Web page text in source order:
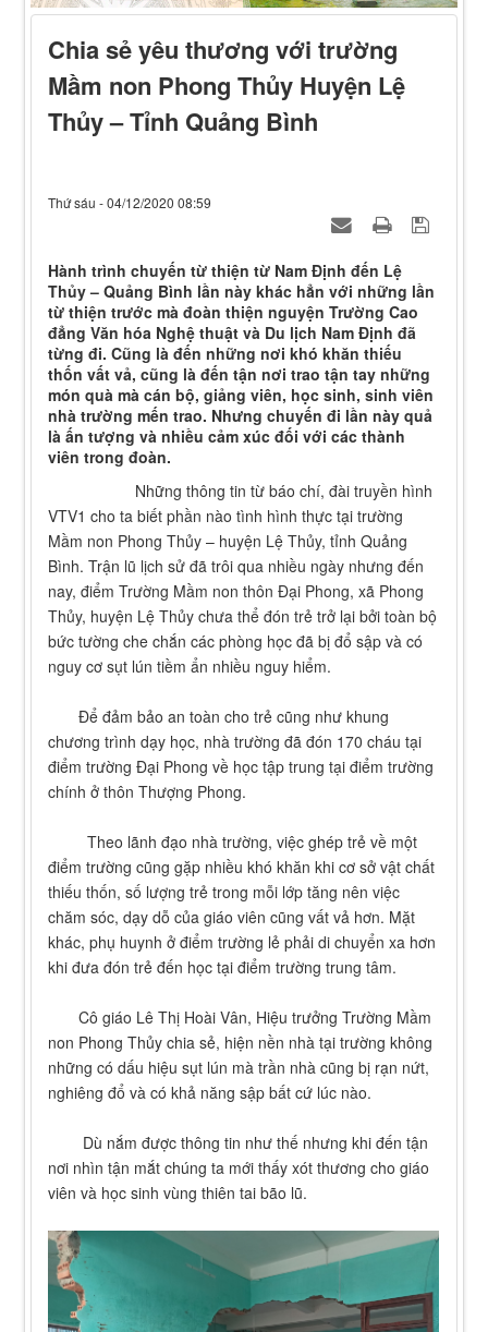
Chia sẻ yêu thương với trường
Mầm non Phong Thủy Huyện Lệ
Thủy – Tỉnh Quảng Bình
Thứ sáu - 04/12/2020 08:59
Hành trình chuyến từ thiện từ Nam Định đến Lệ
Thủy – Quảng Bình lần này khác hẳn với những lần
từ thiện trước mà đoàn thiện nguyện Trường Cao
đẳng Văn hóa Nghệ thuật và Du lịch Nam Định đã
từng đi. Cũng là đến những nơi khó khăn thiếu
thốn vất vả, cũng là đến tận nơi trao tận tay những
món quà mà cán bộ, giảng viên, học sinh, sinh viên
nhà trường mến trao. Nhưng chuyến đi lần này quả
là ấn tượng và nhiều cảm xúc đối với các thành
viên trong đoàn.
Những thông tin từ báo chí, đài truyền hình
VTV1 cho ta biết phần nào tình hình thực tại trường
Mầm non Phong Thủy – huyện Lệ Thủy, tỉnh Quảng
Bình. Trận lũ lịch sử đã trôi qua nhiều ngày nhưng đến
nay, điểm Trường Mầm non thôn Đại Phong, xã Phong
Thủy, huyện Lệ Thủy chưa thể đón trẻ trở lại bởi toàn bộ
bức tường che chắn các phòng học đã bị đổ sập và có
nguy cơ sụt lún tiềm ẩn nhiều nguy hiểm.
Để đảm bảo an toàn cho trẻ cũng như khung
chương trình dạy học, nhà trường đã đón 170 cháu tại
điểm trường Đại Phong về học tập trung tại điểm trường
chính ở thôn Thượng Phong.
Theo lãnh đạo nhà trường, việc ghép trẻ về một
điểm trường cũng gặp nhiều khó khăn khi cơ sở vật chất
thiếu thốn, số lượng trẻ trong mỗi lớp tăng nên việc
chăm sóc, dạy dỗ của giáo viên cũng vất vả hơn. Mặt
khác, phụ huynh ở điểm trường lẻ phải di chuyển xa hơn
khi đưa đón trẻ đến học tại điểm trường trung tâm.
Cô giáo Lê Thị Hoài Vân, Hiệu trưởng Trường Mầm
non Phong Thủy chia sẻ, hiện nền nhà tại trường không
những có dấu hiệu sụt lún mà trần nhà cũng bị rạn nứt,
nghiêng đổ và có khả năng sập bất cứ lúc nào.
Dù nắm được thông tin như thế nhưng khi đến tận
nơi nhìn tận mắt chúng ta mới thấy xót thương cho giáo
viên và học sinh vùng thiên tai bão lũ.